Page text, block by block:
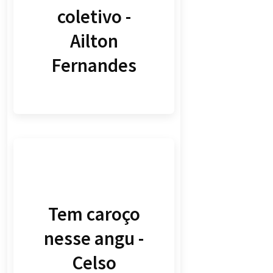
coletivo -
Ailton
Fernandes
Tem caroço
nesse angu -
Celso